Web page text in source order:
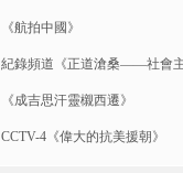
《航拍中國》
紀錄頻道《正道滄桑——社會主
《成吉思汗靈櫬西遷》
CCTV-4《偉大的抗美援朝》